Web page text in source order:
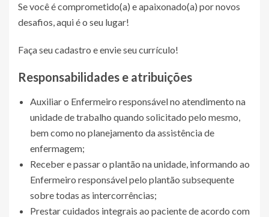
Se você é comprometido(a) e apaixonado(a) por novos
desafios, aqui é o seu lugar!
Faça seu cadastro e envie seu currículo!
Responsabilidades e atribuições
Auxiliar o Enfermeiro responsável no atendimento na
unidade de trabalho quando solicitado pelo mesmo,
bem como no planejamento da assistência de
enfermagem;
Receber e passar o plantão na unidade, informando ao
Enfermeiro responsável pelo plantão subsequente
sobre todas as intercorrências;
Prestar cuidados integrais ao paciente de acordo com